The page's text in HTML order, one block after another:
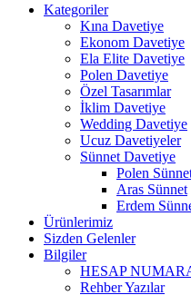
Kategoriler
Kına Davetiye
Ekonom Davetiye
Ela Elite Davetiye
Polen Davetiye
Özel Tasarımlar
İklim Davetiye
Wedding Davetiye
Ucuz Davetiyeler
Sünnet Davetiye
Polen
Aras Sünnet
Erdem
Ürünlerimiz
Sizden Gelenler
Bilgiler
HESAP
Rehber Yazılar